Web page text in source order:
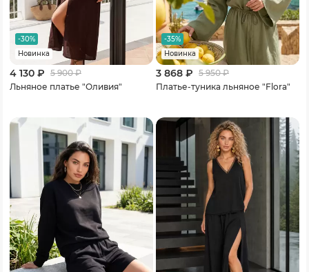
-30%
Новинка
4 130 ₽ 5 900₽
Льняное платье "Оливия"
-35%
Новинка
3 868 ₽ 5 950₽
Платье-туника льняное "Flora"